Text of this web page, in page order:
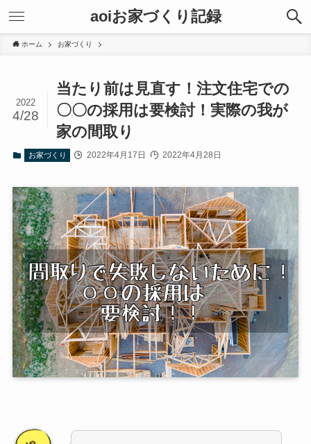
aoiお家づくり記録
ホーム お家づくり
当たり前は見直す！注文住宅での
〇〇の採用は要検討！実際の我が
家の間取り
2022
4/28
お家づくり 2022年4月17日 2022年4月28日